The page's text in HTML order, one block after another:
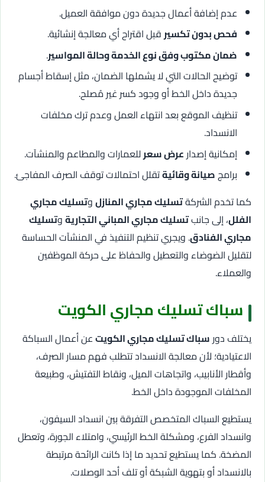
عدم إضافة أعمال جديدة دون موافقة العميل.
فحص بدون تكسيرقبل اقتراح أي معالجة إنشائية.
ضمان مكتوب وفق نوع الخدمة وحالة المواسير.
توضيح الحالات التي لا يشملها الضمان، مثل إسقاط أجسام
جديدة داخل الخط أو وجود كسر غير مُصلح.
تنظيف الموقع بعد انتهاء العمل وعدم ترك مخلفات
الانسداد.
إمكانية إصدار عرض سعرللعمارات والمطاعم والمنشآت.
برامجصيانة وقائيةتقلل احتمالات توقف الصرف المفاجئ.
كما تخدم الشركةتسليك مجاري المنازلوتسليك مجاري
الفلل، إلى جانبتسليك مجاري المباني التجاريةوتسليك
مجاري الفنادق. ويجري تنظيم التنفيذ في المنشآت الحساسة
لتقليل الضوضاء والتعطيل والحفاظ على حركة الموظفين
والعملاء.
سباك تسليك مجاري الكويت
يختلف دورسباك تسليك مجاري الكويتعن أعمال السباكة
الاعتيادية؛ لأن معالجة الانسداد تتطلب فهم مسار الصرف،
وأقطار الأنابيب، واتجاهات الميل، ونقاط التفتيش، وطبيعة
المخلفات الموجودة داخل الخط.
يستطيع السباك المتخصص التفرقة بين انسداد السيفون،
وانسداد الفرع، ومشكلة الخط الرئيسي، وامتلاء الجورة، وتعطل
المضخة. كما يستطيع تحديد ما إذا كانت الرائحة مرتبطة
بالانسداد أو بتهوية الشبكة أو تلف أحد الوصلات.